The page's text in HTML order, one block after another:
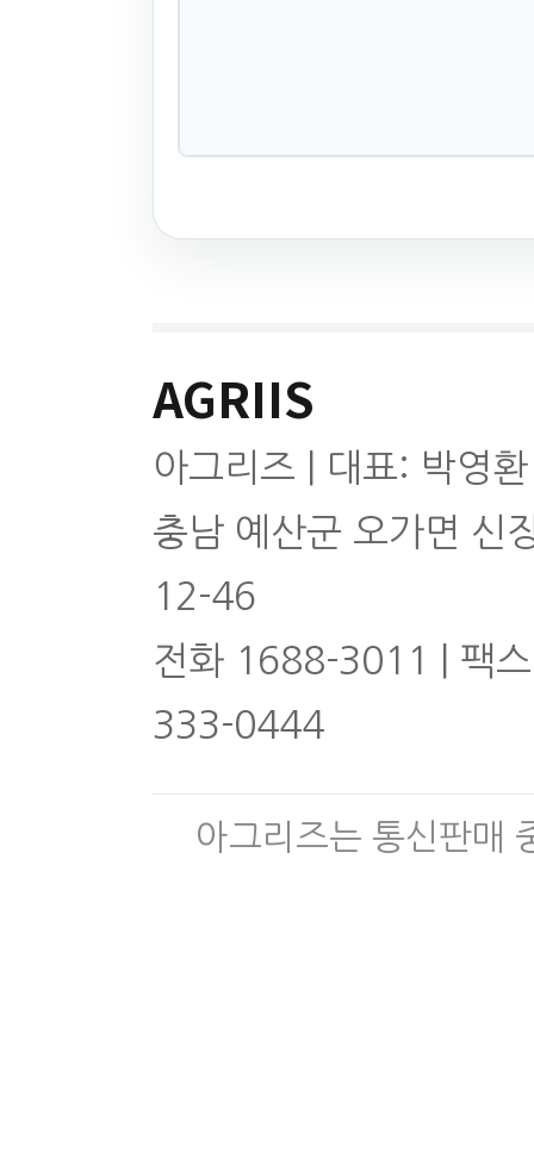
AGRIIS
아그리즈 | 대표: 박영환
충남 예산군 오가면 신
12-46
전화 1688-3011 | 팩
333-0444
아그리즈는 통신판매